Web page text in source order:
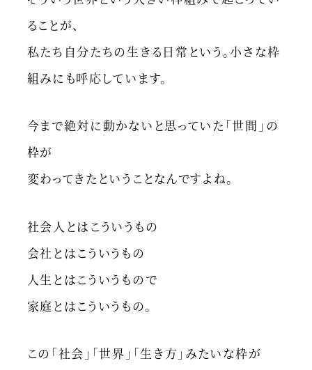
ることが、
私たち自分たちの生きる日常という。小さな枠
組みにも呼応しています。
今まで絶対に動かないと思っていた「世間」の
枠が
変わってきたということなんですよね。
社会人とはこういうもの
会社とはこういうもの
人生とはこういうもので
家庭とはこういうもの。
この「社会」「世界」「生き方」みたいな枠が